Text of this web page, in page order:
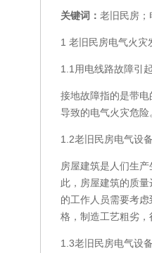
关键词： 老旧民房；
1 老旧民房电气火灾
1.1用电线路故障引
接地故障指的是带
导致的电气火灾危
1.2老旧民房电气设
房屋建筑是人们生
此，房屋建筑的质
的工作人员需要考
格，制造工艺粗劣
1.3老旧民房电气设